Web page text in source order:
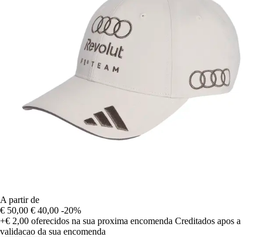
A partir de
€ 50,00 € 40,00 -20%
+€ 2,00 oferecidos na sua proxima encomenda Creditados apos a
validacao da sua encomenda